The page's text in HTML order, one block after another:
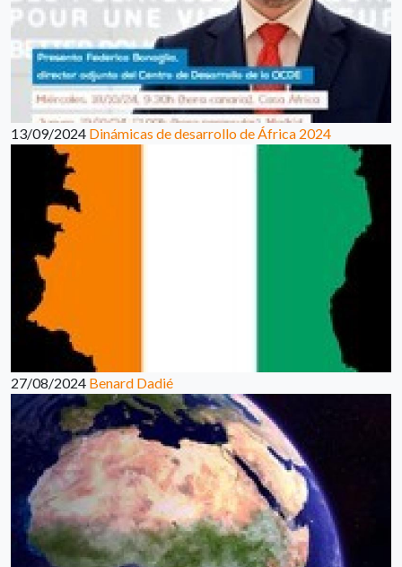
13/09/2024 Dinámicas de desarrollo de África 2024
27/08/2024 Benard Dadié